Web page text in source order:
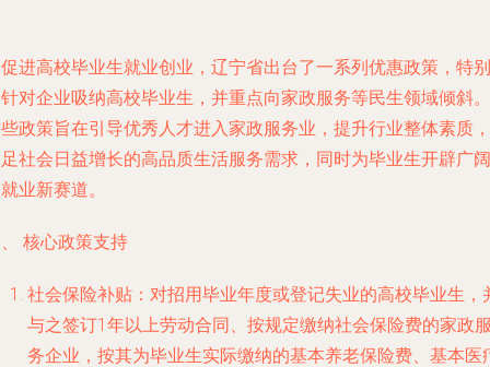
进高校毕业生就业创业，辽宁省出台了一系列优惠政策，特别
对企业吸纳高校毕业生，并重点向家政服务等民生领域倾斜。
政策旨在引导优秀人才进入家政服务业，提升行业整体素质，
社会日益增长的高品质生活服务需求，同时为毕业生开辟广阔
业新赛道。
核心政策支持
社会保险补贴 ：对招用毕业年度或登记失业的高校毕业生，
与之签订1年以上劳动合同、按规定缴纳社会保险费的家政
务企业，按其为毕业生实际缴纳的基本养老保险费、基本医